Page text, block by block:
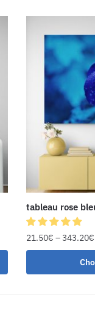
tableau rose
21.50€ –343.20€